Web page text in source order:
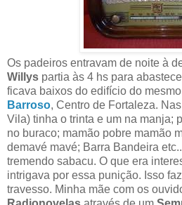
Os padeiros entravam de noite à
Willys partia às 4 hs para
ficava baixos do edifício do
Barroso, Centro de Fortaleza.
Vila) tinha o trinta e um na manja;
no buraco; mamão pobre mamão
demavé mavé; Barra Bandeira
tremendo sabacu. O que era
intrigava por essa punição. Isso
travesso. Minha mãe com os